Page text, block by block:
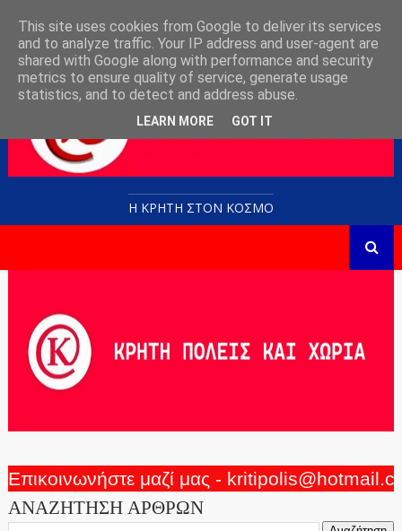
Η ΚΡΗΤΗ ΣΤΟN KOΣΜΟ
Επικοινωνήστε μαζί μας -
ΑΝΑΖΗΤΗΣΗ ΑΡΘΡΩΝ
This site uses cookies from Google to deliver its services
and to analyze traffic. Your IP address and user-agent are
shared with Google along with performance and security
metrics to ensure quality of service, generate usage
statistics, and to detect and address abuse.
LEARN MORE GOT IT